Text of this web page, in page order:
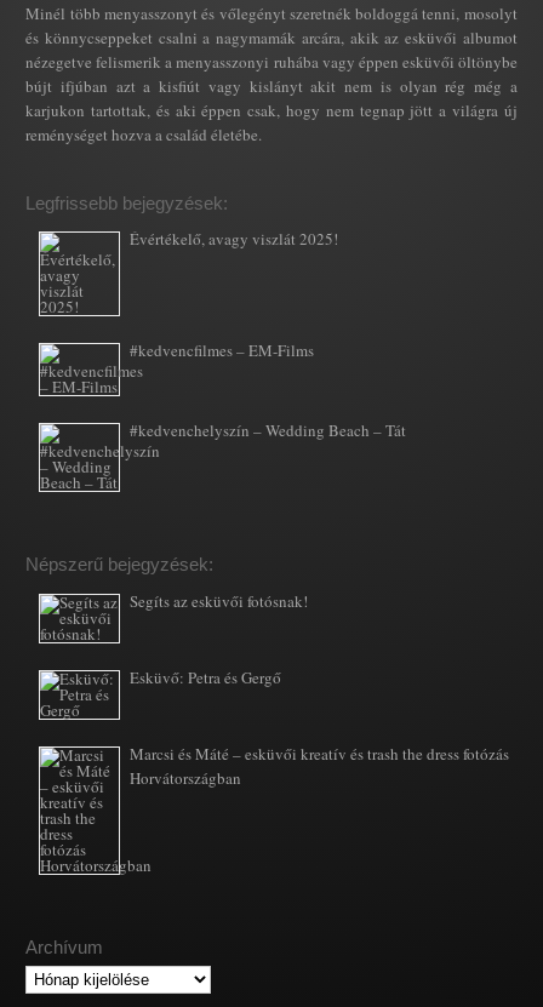
Minél több menyasszonyt és vőlegényt szeretnék boldoggá tenni, mosolyt
és könnycseppeket csalni a nagymamák arcára, akik az esküvői albumot
nézegetve felismerik a menyasszonyi ruhába vagy éppen esküvői öltönybe
bújt ifjúban azt a kisfiút vagy kislányt akit nem is olyan rég még a
karjukon tartottak, és aki éppen csak, hogy nem tegnap jött a világra új
reménységet hozva a család életébe.
Legfrissebb bejegyzések:
Évértékelő, avagy viszlát 2025!
#kedvencfilmes – EM-Films
#kedvenchelyszín – Wedding Beach – Tát
Népszerű bejegyzések:
Segíts az esküvői fotósnak!
Esküvő: Petra és Gergő
Marcsi és Máté – esküvői kreatív és trash the dress fotózás
Horvátországban
Archívum
Archívum